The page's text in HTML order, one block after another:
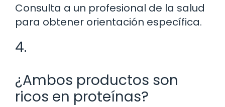
Consulta a un profesional de la salud
para obtener orientación específica.
4.
¿Ambos productos son
ricos en proteínas?